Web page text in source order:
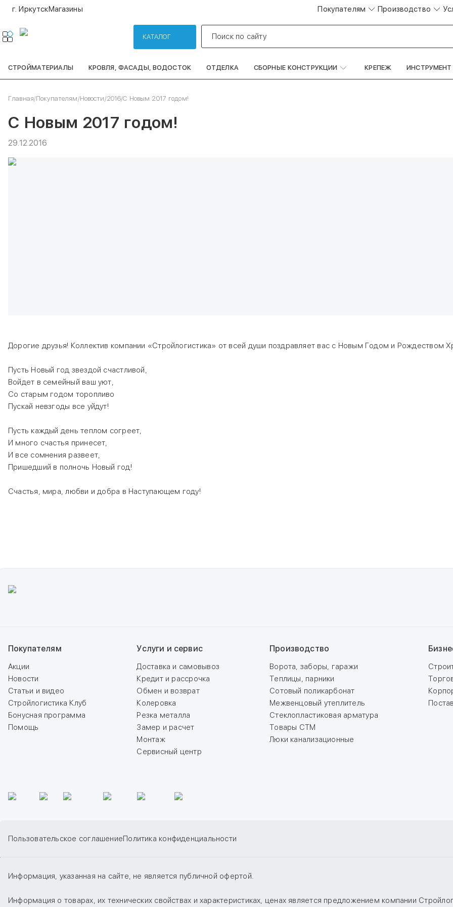
г. ИркутскМагазины Покупателям Производство
КАТАЛОГ Поиск по сайту
СТРОЙМАТЕРИАЛЫ КРОВЛЯ, ФАСАДЫ, ВОДОСТОК ОТДЕЛКА СБОРНЫЕ КОНСТРУКЦИИ КРЕПЕЖ ИНСТРУМЕНТ
Главная/Покупателям/Новости/2016/С Новым 2017 годом!
С Новым 2017 годом!
29.12.2016
Дорогие друзья! Коллектив компании «Стройлогистика» от всей души поздравляет вас с Новым Годом и Рождеством
Пусть Новый год звездой счастливой,
Войдет в семейный ваш уют,
Со старым годом торопливо
Пускай невзгоды все уйдут!
Пусть каждый день теплом согреет,
И много счастья принесет,
И все сомнения развеет,
Пришедший в полночь Новый год!
Счастья, мира, любви и добра в Наступающем году!
Покупателям
Акции
Новости
Статьи и видео
Стройлогистика Клуб
Бонусная программа
Помощь
Услуги и сервис
Доставка и самовывоз
Кредит и рассрочка
Обмен и возврат
Колеровка
Резка металла
Замер и расчет
Монтаж
Сервисный центр
Производство
Ворота, заборы, гаражи
Теплицы, парники
Сотовый поликарбонат
Межвенцовый утеплитель
Стеклопластиковая арматура
Товары СТМ
Люки канализационные
Пользовательское соглашениеПолитика конфиденциальности
Информация, указанная на сайте, не является публичной офертой.
Информация о товарах, их технических свойствах и характеристиках, ценах является предложением компании